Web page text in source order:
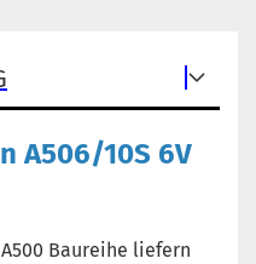
A506/10S 6V
Baureihe liefern